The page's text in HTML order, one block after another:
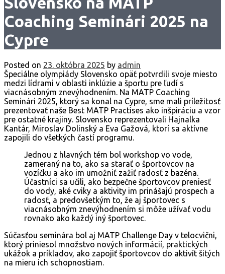
Coaching Seminári 2025 na
Cypre
Posted on 23. októbra 2025 by admin
Špeciálne olympiády Slovensko opäť potvrdili svoje miesto
medzi lídrami v oblasti inklúzie a športu pre ľudí s
viacnásobným znevýhodnením. Na MATP Coaching
Seminári 2025, ktorý sa konal na Cypre, sme mali príležitosť
prezentovať naše Best MATP Practises ako inšpiráciu a vzor
pre ostatné krajiny. Slovensko reprezentovali Hajnalka
Kantár, Miroslav Dolinský a Eva Gažová, ktorí sa aktívne
zapojili do všetkých častí programu.
Jednou z hlavných tém bol workshop vo vode,
zameraný na to, ako sa starať o športovcov na
vozíčku a ako im umožniť zažiť radosť z bazéna.
Účastníci sa učili, ako bezpečne športovcov preniesť
do vody, aké cviky a aktivity im prinášajú prospech a
radosť, a predovšetkým to, že aj športovec s
viacnásobným znevýhodnením si môže užívať vodu
rovnako ako každý iný športovec.
Súčasťou seminára bol aj MATP Challenge Day v telocvični,
ktorý priniesol množstvo nových informácií, praktických
ukážok a príkladov, ako zapojiť športovcov do aktivít šitých
na mieru ich schopnostiam.